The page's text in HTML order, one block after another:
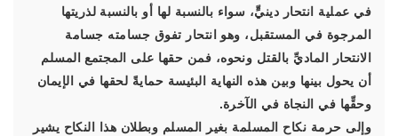
في عملية انتحار دينيٍّ، سواء بالنسبة لها أو بالنسبة لذريتها
المرجوة في المستقبل، وهو انتحار تفوق جسامته جسامة
الانتحار الماديِّ بالقتل ونحوه، فمن حقها على المجتمع المسلم
أن يحول بينها وبين هذه النهاية البئيسة حمايةً لحقها في الإيمان
وحقِّها في النجاة في الآخرة.
وإلى حرمة نكاح المسلمة بغير المسلم وبطلان هذا النكاح يشير